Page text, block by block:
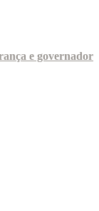
e governador